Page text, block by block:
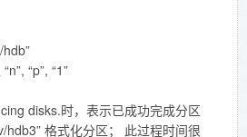
“p”, “1”
disks.时，表示已成功完成分区
hdb3” 格式化分区； 此过程时间很